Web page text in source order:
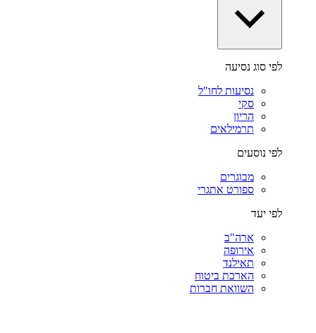
לפי סוג נסיעה
נסיעות לחו"ל
סקי
הריון
תרמילאים
לפי נוסעים
מבוגרים
ספורט אתגרי
לפי יעד
ארה"ב
אירופה
תאילנד
הארכת ביטוח
השוואת חברות